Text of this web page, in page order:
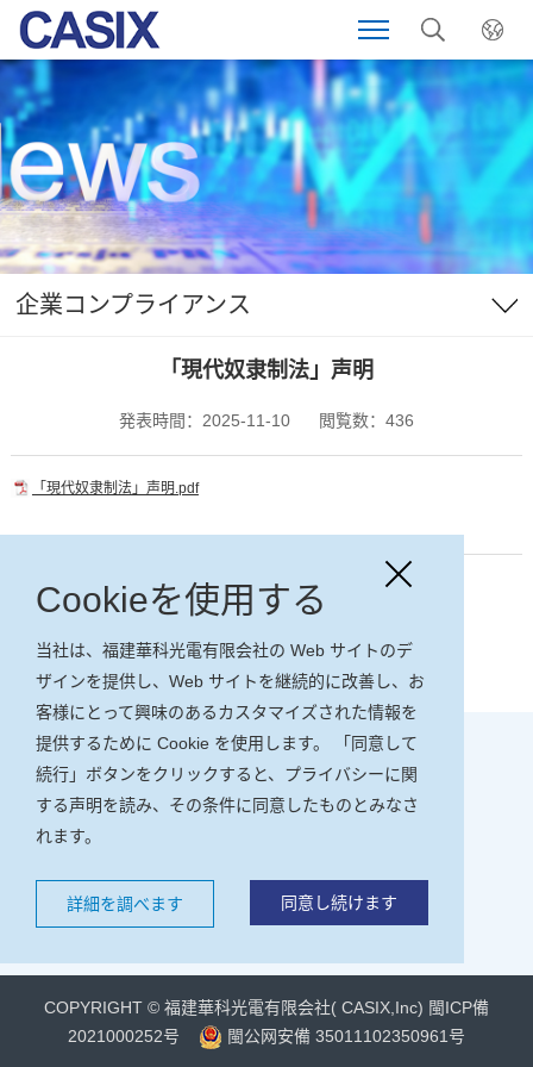
企業コンプライアンス
「現代奴隶制法」声明
発表時間：2025-11-10 閲覧数：436
「現代奴隶制法」声明.pdf
前のページ：福建華科光電有限公司の衝突鉱物政策
リストに戻る
COPYRIGHT © 福建華科光電有限会社( CASIX,Inc) 閩ICP備
2021000252号
閩公网安備 35011102350961号
Cookieを使用する
当社は、福建華科光電有限会社の Web サイトのデ
ザインを提供し、Web サイトを継続的に改善し、お
客様にとって興味のあるカスタマイズされた情報を
提供するために Cookie を使用します。 「同意して
続行」ボタンをクリックすると、プライバシーに関
する声明を読み、その条件に同意したものとみなさ
れます。
詳細を調べます 同意し続けます